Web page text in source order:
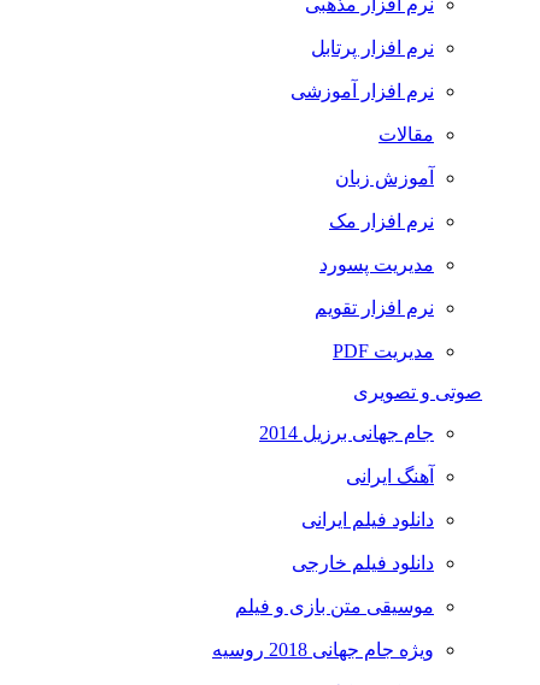
نرم افزار مذهبی
نرم افزار پرتابل
نرم افزار آموزشی
مقالات
آموزش زبان
نرم افزار مک
مدیریت پسورد
نرم افزار تقویم
مدیریت PDF
صوتی و تصویری
جام جهانی برزیل 2014
آهنگ ایرانی
دانلود فیلم ایرانی
دانلود فیلم خارجی
موسیقی متن بازی و فیلم
ویژه جام جهانی 2018 روسیه